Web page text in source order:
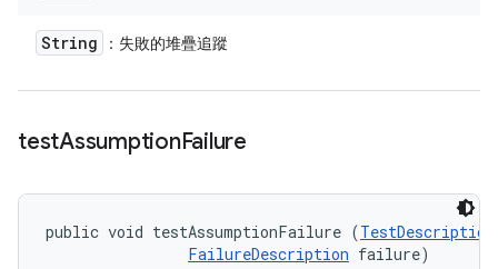
String ：失敗的堆疊追蹤
testAssumptionFailure
public void testAssumptionFailure (TestDescription
FailureDescription failure)